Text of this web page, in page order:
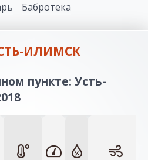
Бабротека
ИЛИМСК
пункте: Усть-